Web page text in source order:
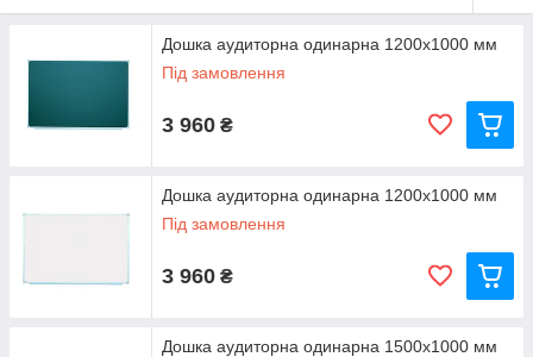
Дошка аудиторна одинарна 1200х1000 мм
Під замовлення
3 960 ₴
Дошка аудиторна одинарна 1200х1000 мм
Під замовлення
3 960 ₴
Дошка аудиторна одинарна 1500х1000 мм